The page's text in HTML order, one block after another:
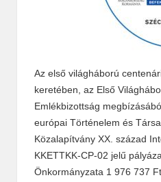
Az első világháború
keretében, az Első
Emlékbizottság
európai Történelem és
Közalapítvány XX. század
KKETTKK-CP-02 jelű
Önkormányzata 1 976 737